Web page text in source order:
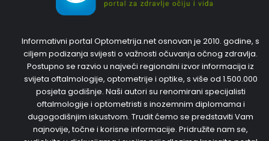
Informativni portal Optometrija.net osnovan je 2010. godine, s
ciljem podizanja svijesti o važnosti očuvanja očnog zdravlja.
Postupno se razvio u najveći regionalni izvor informacija iz
svijeta oftalmologije, optometrije i optike, s više od 1.500.000
posjeta godišnje. Naši autori su renomirani specijalisti
oftalmologije i optometristi s inozemnim diplomama i
dugogodišnjim iskustvom. Trudit ćemo se predstaviti Vam
najnovije, točne i korisne informacije. Pridružite nam se,